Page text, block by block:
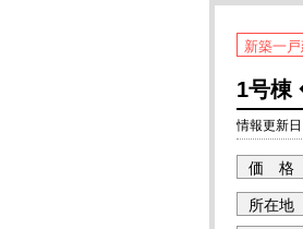
新築一
1号
情報更新
価 格
所在地